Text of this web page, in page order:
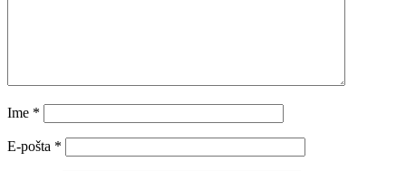
Ime *
E-pošta *